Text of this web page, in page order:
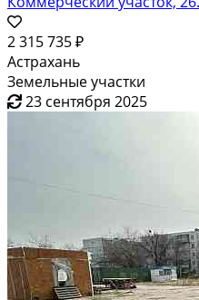
2 315 735 ₽
Астрахань
Земельные участки
23 сентября 2025